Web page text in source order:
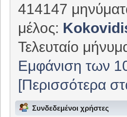
414147
μέλος:
Τελευταίο
Εμφάνιση των
[Περισσότερα
Συνδεδεμένοι χρήστες